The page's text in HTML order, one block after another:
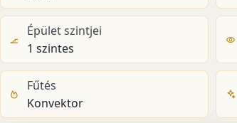
Épület szintjei
1 szintes
Fűtés
Konvektor